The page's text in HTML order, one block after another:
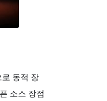
동적 장
소스 장점